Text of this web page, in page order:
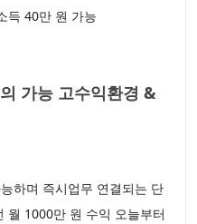
득 40만 원 가능
가능 고수익환경 &
하며 즉시업무 연결되는 단
월 1000만 원 수익 오늘부터